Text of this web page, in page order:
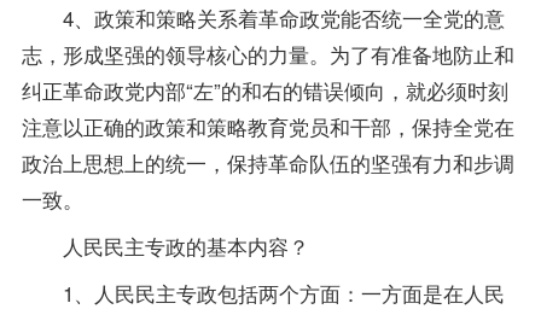
4、政策和策略关系着革命政党能否统一全党的意
志，形成坚强的领导核心的力量。为了有准备地防止和
纠正革命政党内部“左”的和右的错误倾向，就必须时刻
注意以正确的政策和策略教育党员和干部，保持全党在
政治上思想上的统一，保持革命队伍的坚强有力和步调
一致。
人民民主专政的基本内容？
1、人民民主专政包括两个方面：一方面是在人民